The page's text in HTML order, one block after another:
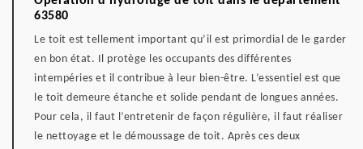
63580
Le toit est tellement important qu’il est primordial de le garder
en bon état. Il protège les occupants des différentes
intempéries et il contribue à leur bien-être. L’essentiel est que
le toit demeure étanche et solide pendant de longues années.
Pour cela, il faut l’entretenir de façon régulière, il faut réaliser
le nettoyage et le démoussage de toit. Après ces deux